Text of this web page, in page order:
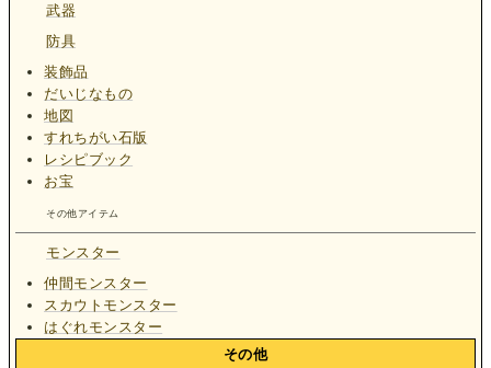
武器
防具
装飾品
だいじなもの
地図
すれちがい石版
レシピブック
お宝
その他アイテム
モンスター
仲間モンスター
スカウトモンスター
はぐれモンスター
その他